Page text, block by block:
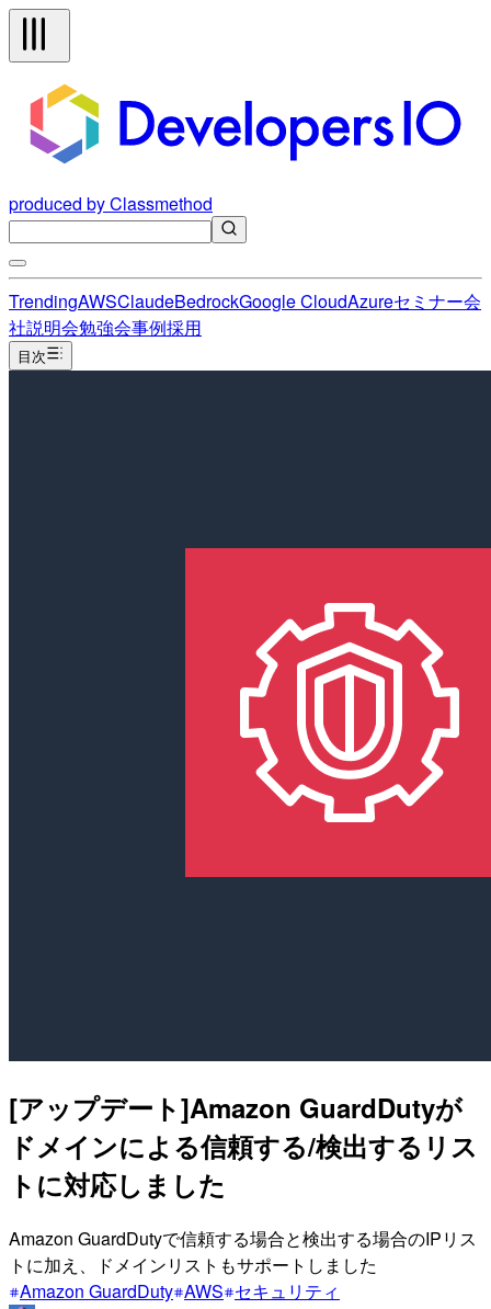
produced by Classmethod
TrendingAWSClaudeBedrockGoogle CloudAzureセミナー会
社説明会勉強会事例採用
目次
[アップデート]Amazon GuardDutyが
ドメインによる信頼する/検出するリス
トに対応しました
Amazon GuardDutyで信頼する場合と検出する場合のIPリス
トに加え、ドメインリストもサポートしました
Amazon GuardDuty AWS セキュリティ